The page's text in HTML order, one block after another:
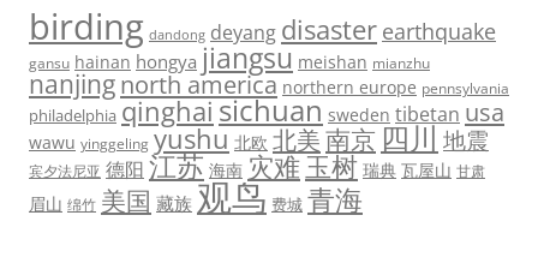
birding dandong deyang disaster earthquake
gansu hainan hongya jiangsu meishan mianzhu
nanjingnorth america northern europe pennsylvania
philadelphia qinghai sichuan sweden tibetan usa
wawu yinggeling yushu 北欧 北美南京 四川 地震
宾夕法尼亚 德阳 江苏 海南 灾难 玉树 瑞典 瓦屋山 甘肃
眉山 绵竹 美国 藏族 观鸟 费城 青海